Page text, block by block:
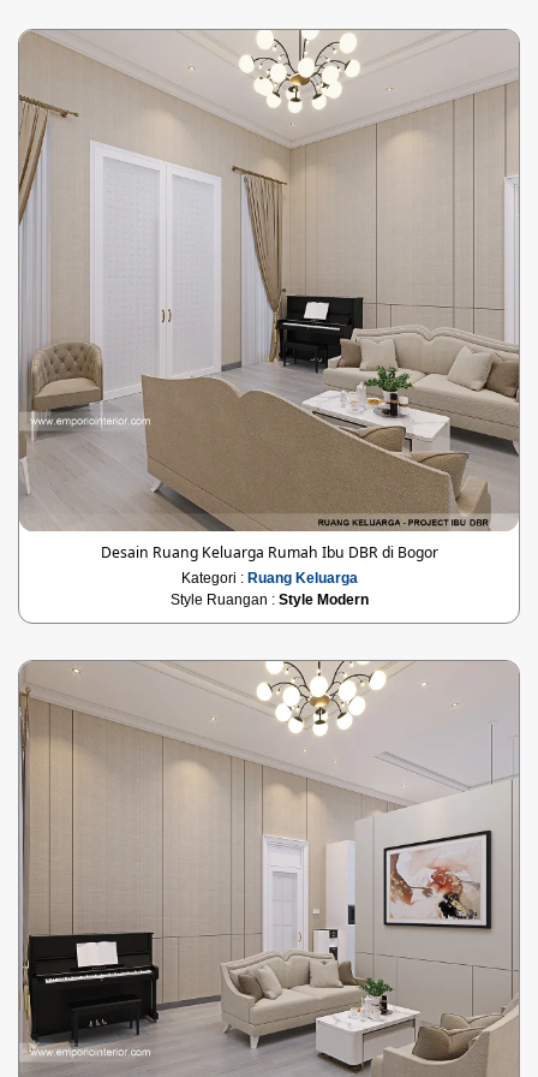
Desain Ruang Keluarga Rumah Ibu DBR di Bogor
Kategori : Ruang Keluarga
Style Ruangan : Style Modern